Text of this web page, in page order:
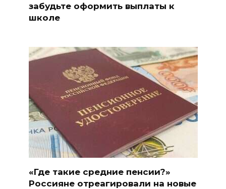
забудьте оформить выплаты к
школе
«Где такие средние пенсии?»
Россияне отреагировали на новые